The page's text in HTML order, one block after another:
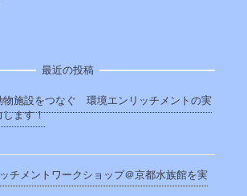
最近の投稿
物施設をつなぐ 環境エンリッチメントの実
します！
チメントワークショップ＠京都水族館を実